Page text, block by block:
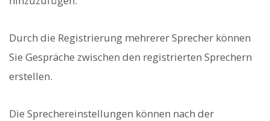
Durch die Registrierung mehrerer Sprecher können
Sie Gespräche zwischen den registrierten Sprechern
erstellen.
Die Sprechereinstellungen können nach der